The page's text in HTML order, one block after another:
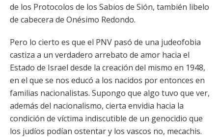
de los Protocolos de los Sabios de Sión, también libelo
de cabecera de Onésimo Redondo.
Pero lo cierto es que el PNV pasó de una judeofobia
castiza a un verdadero arrebato de amor hacia el
Estado de Israel desde la creación del mismo en 1948,
en el que se nos educó a los nacidos por entonces en
familias nacionalistas. Supongo que algo tuvo que ver,
además del nacionalismo, cierta envidia hacia la
condición de víctima indiscutible de un genocidio que
los judíos podían ostentar y los vascos no, mecachis.